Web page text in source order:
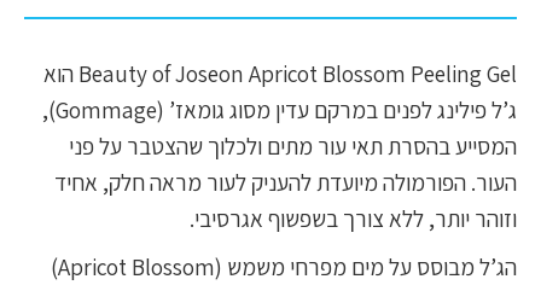
Beauty of Joseon Apricot Blossom Peeling Gel הוא
ג’ל פילינג לפנים במרקם עדין מסוג גומאז’ (Gommage),
המסייע בהסרת תאי עור מתים ולכלוך שהצטבר על פני
העור. הפורמולה מיועדת להעניק לעור מראה חלק, אחיד
וזוהר יותר, ללא צורך בשפשוף אגרסיבי.
הג’ל מבוסס על מים מפרחי משמש (Apricot Blossom)